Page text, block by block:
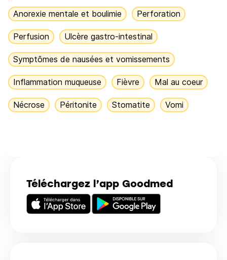
Téléchargez l’app Goodmed
Anorexie mentale et boulimie Perforation
Perfusion Ulcère gastro-intestinal
Symptômes de nausées et vomissements
Inflammation muqueuse Fièvre Mal au coeur
Nécrose Péritonite Stomatite Vomi